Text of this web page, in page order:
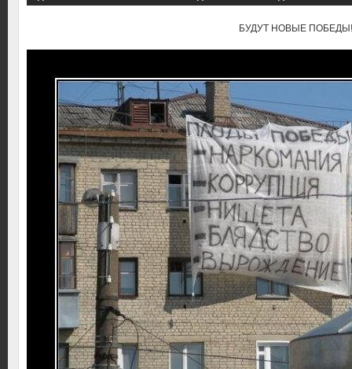
БУДУТ НОВЫЕ ПОБЕДЫ!